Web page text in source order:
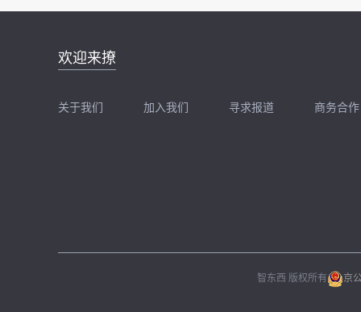
欢迎来撩
关于我们 加入我们
扫码加我直接扔简历
寻求报道 商务合作
扫码加我直接
智东西 版权所有 京